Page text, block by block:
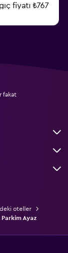
fiyatı ₺767
fakat
oteller
Parkim Ayaz